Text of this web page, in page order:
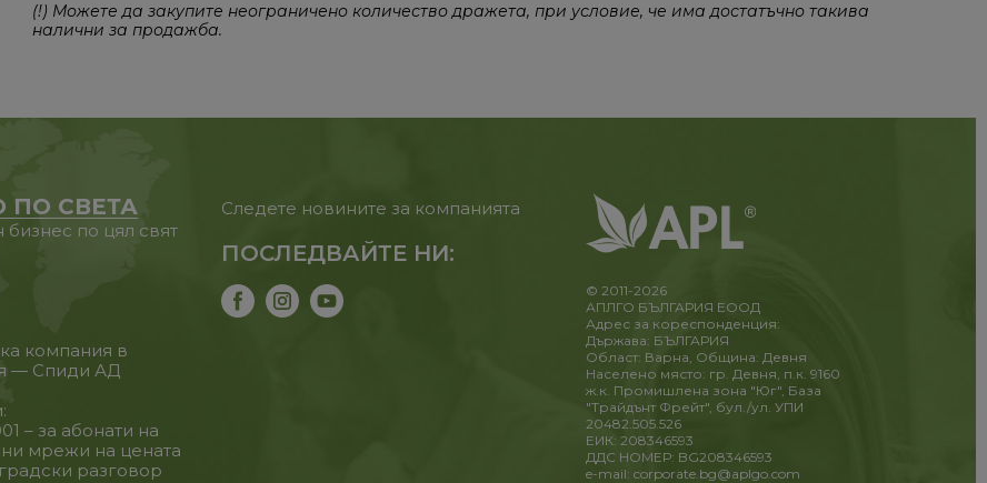
(!) Можете да закупите неограничено количество дражета, при условие, че има достатъчно такива
налични за продажба.
ПО СВЕТА
бизнес по цял свят
компания в
— Спиди АД
– за абонати на
мрежи на цената
разговор
Следете новините за компанията
ПОСЛЕДВАЙТЕ НИ:
© 2011-2026
АПЛГО БЪЛГАРИЯ ЕООД
Адрес за кореспонденция:
Държава: БЪЛГАРИЯ
Област: Варна, Община: Девня
Населено място: гр. Девня, п.к. 9160
ж.к. Промишлена зона "Юг", База
"Трайдънт Фрейт", бул./ул. УПИ
20482.505.526
ЕИК: 208346593
ДДС НОМЕР: BG208346593
e-mail: corporate.bg@aplgo.com